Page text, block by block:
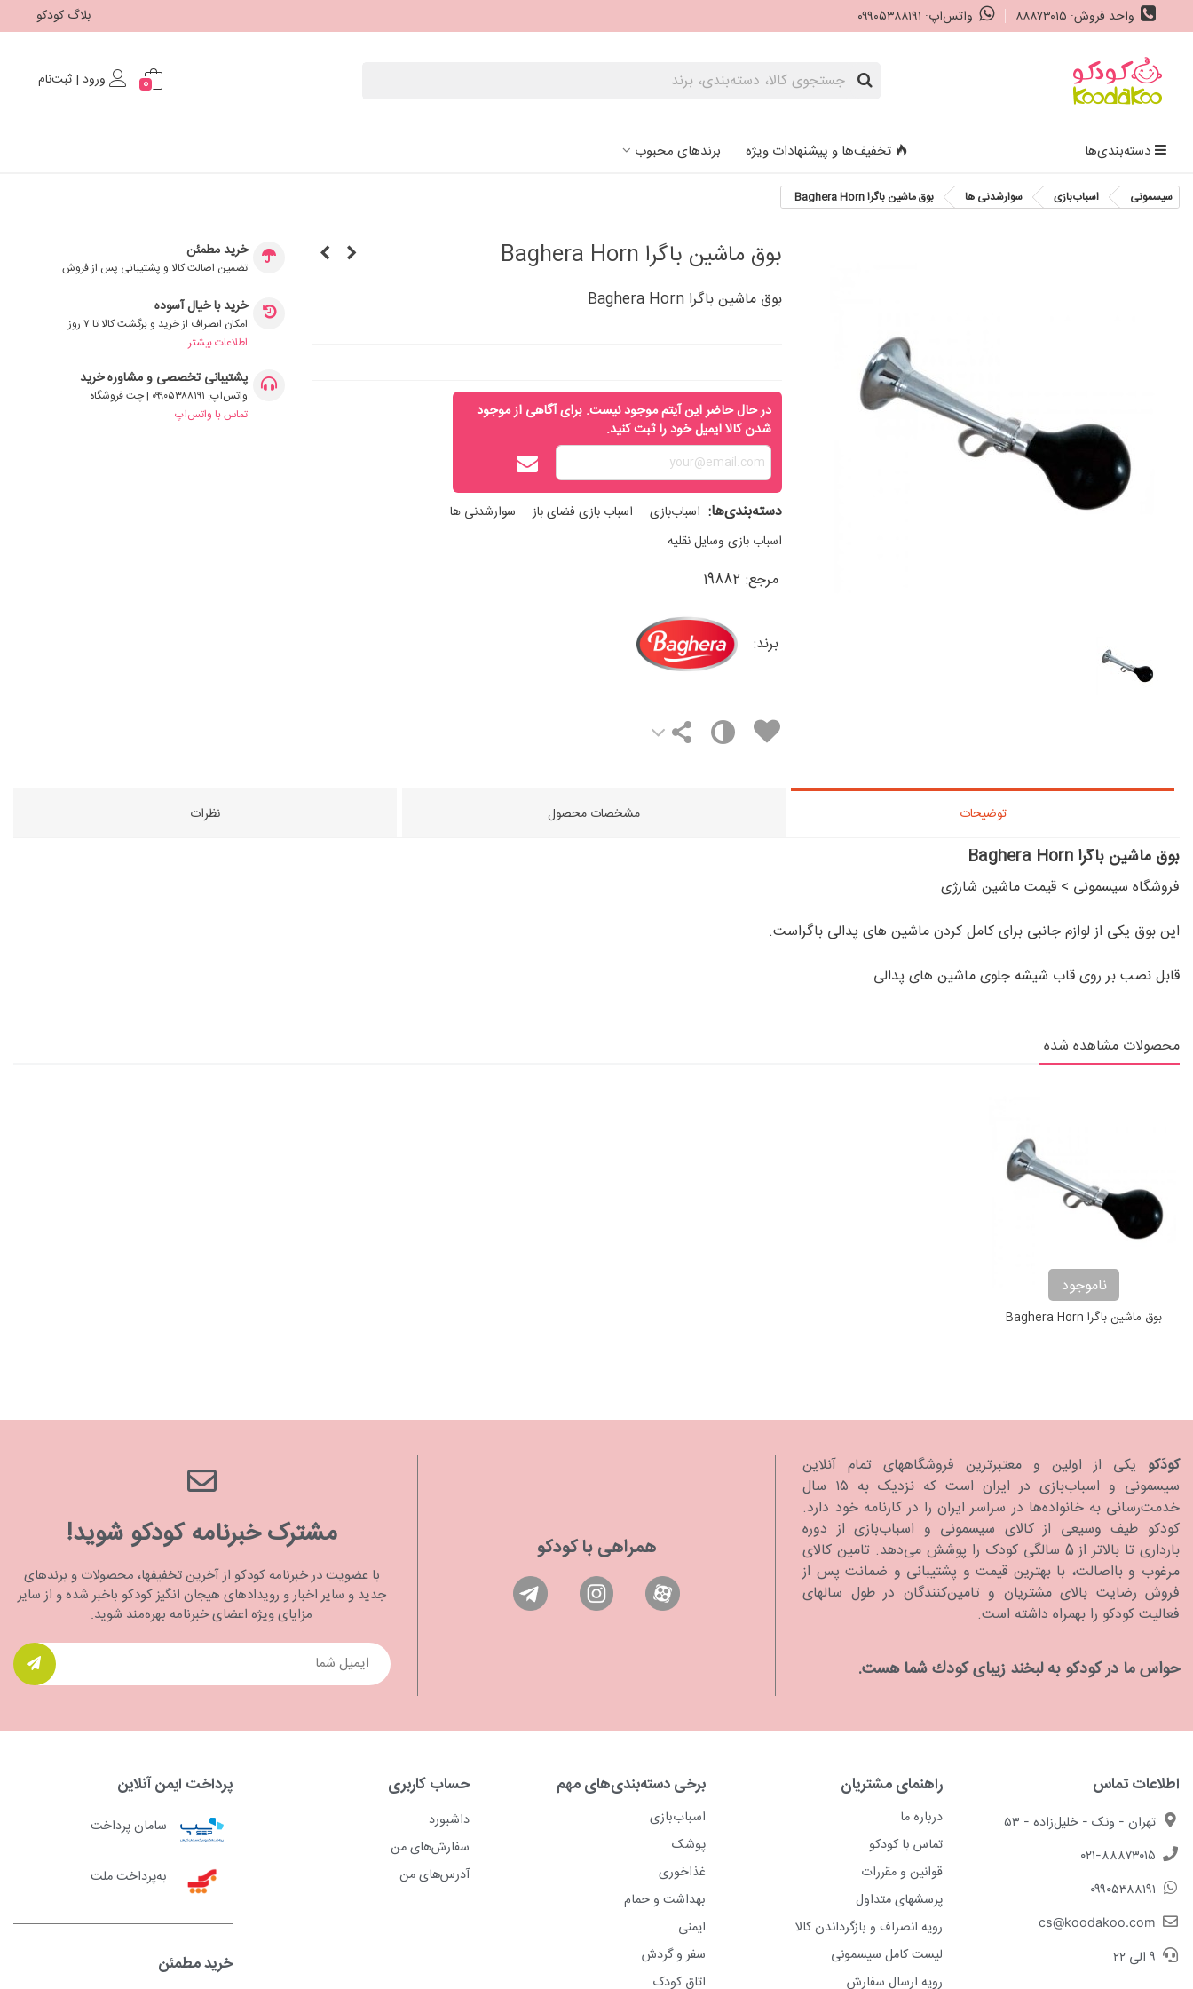
واحد فروش: ۸۸۸۷۳۰۱۵ واتس‌اپ: ۰۹۹۰۵۳۸۸۱۹۱ بلاگ کودکو
0 ورود | ثبت‌نام
دسته‌بندی‌ها تخفیف‌ها و پیشنهادات ویژه برندهای محبوب
سیسمونی اسباب‌بازی سوارشدنی ها بوق ماشین باگرا Baghera Horn
بوق ماشین باگرا Baghera Horn
بوق ماشین باگرا Baghera Horn
در حال حاضر این آیتم موجود نیست. برای آگاهی از موجود
شدن کالا ایمیل خود را ثبت کنید.
دسته‌بندی‌ها: اسباب‌بازی اسباب بازی فضای باز
سوارشدنی ها
اسباب بازی وسایل نقلیه
مرجع: 19882
برند:
خرید مطمئن
تضمین اصالت کالا و پشتیبانی پس از فروش
خرید با خیال آسوده
امکان انصراف از خرید و برگشت کالا تا ۷ روز
اطلاعات بیشتر
پشتیبانی تخصصی و مشاوره خرید
واتس‌اپ: ۰۹۹۰۵۳۸۸۱۹۱ | چت فروشگاه
تماس با واتس‌اپ
توضیحات مشخصات محصول نظرات
بوق ماشین باگرا Baghera Horn
فروشگاه سیسمونی > قیمت ماشین شارژی
این بوق یکی از لوازم جانبی برای کامل کردن ماشین های پدالی باگراست.
قابل نصب بر روی قاب شیشه جلوی ماشین های پدالی
محصولات مشاهده شده
ناموجود
بوق ماشین باگرا Baghera Horn
کودَکو یکی از اولین و معتبرترین فروشگاههای تمام آنلاین
سیسمونی و اسباب‌بازی در ایران است که نزدیک به ۱۵ سال
خدمت‌رسانی به خانواده‌ها در سراسر ایران را در کارنامه خود دارد.
كودكو طیف وسیعی از کالای سیسمونی و اسباب‌بازی از دوره
بارداری تا بالاتر از 5 سالگی کودک را پوشش می‌دهد. تامین کالای
مرغوب و بااصالت، با بهترین قیمت و پشتیبانی و ضمانت پس از
فروش رضایت بالای مشتریان و تامین‌کنندگان در طول سالهای
فعالیت کودکو را بهمراه داشته است.
حواس ما در كودكو به لبخند زیبای كودك شما هست.
همراهی با کودکو مشترک خبرنامه کودکو شوید!
با عضویت در خبرنامه کودکو از آخرین تخفیفها، محصولات و برندهای
جدید و سایر اخبار و رویدادهای هیجان انگیز کودکو باخبر شده و از سایر
مزایای ویژه اعضای خبرنامه بهره‌مند شوید.
اطلاعات تماس
تهران - ونک - خلیل‌زاده - ۵۳
۰۲۱-۸۸۸۷۳۰۱۵
۰۹۹۰۵۳۸۸۱۹۱
cs@koodakoo.com
۹ الی ۲۲
راهنمای مشتریان
درباره ما
تماس با کودکو
قوانین و مقررات
پرسشهای متداول
رویه انصراف و بازگرداندن کالا
لیست کامل سیسمونی
رویه ارسال سفارش
برخی دسته‌بندی‌های مهم
اسباب‌بازی
پوشک
غذاخوری
بهداشت و حمام
ایمنی
سفر و گردش
اتاق کودک
حساب کاربری
داشبورد
سفارش‌های من
آدرس‌های من
پرداخت ایمن آنلاین
سامان پرداخت
به‌پرداخت ملت
خرید مطمئن